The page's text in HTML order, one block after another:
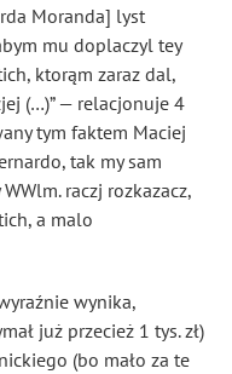
Moranda] lyst
mu doplaczyl tey
ktorąm zaraz dal,
(…)” — relacjonuje 4
tym faktem Maciej
tak my sam
raczj rozkazacz,
a malo
wynika,
już przecież 1 tys. zł)
(bo mało za te